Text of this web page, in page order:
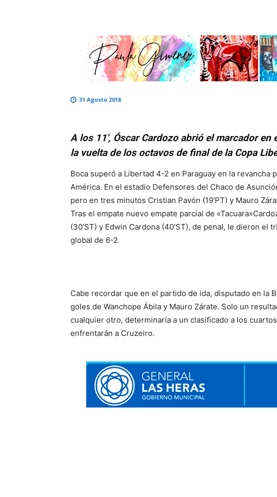
31 Agosto 2018
A los 11′, Óscar Cardozo abrió el marcador
la vuelta de los octavos de final de la Copa
Boca superó a Libertad 4-2 en Paraguay en la
América. En el estadio Defensores del Chaco de
pero en tres minutos Cristian Pavón (19’PT) y Mauro
Tras el empate nuevo empate parcial de
(30’ST) y Edwin Cardona (40’ST), de penal, le dieron
global de 6-2
Cabe recordar que en el partido de ida, disputado en la
goles de Wanchope Ábila y Mauro Zárate. Solo un
cualquier otro, determinaría a un clasificado a los
enfrentarán a Cruzeiro.